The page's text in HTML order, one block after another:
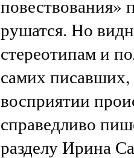
повествования»
рушатся. Но
стереотипам и
самих
восприятии
справедливо
разделу Ирина